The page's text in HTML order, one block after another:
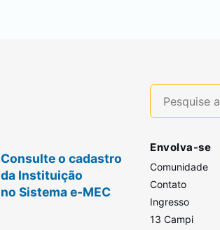
Consulte o cadastro
da Instituição
no Sistema e-MEC
Envolva-se
Comunidade
Contato
Ingresso
13 Campi